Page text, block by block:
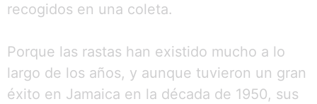
recogidos en una coleta.
Porque las rastas han existido mucho a lo
largo de los años, y aunque tuvieron un gran
éxito en Jamaica en la década de 1950, sus